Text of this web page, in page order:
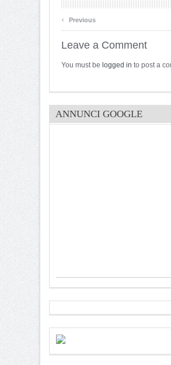
‹ Previous
Leave a Comment
You must be logged in to post a
ANNUNCI GOOGLE